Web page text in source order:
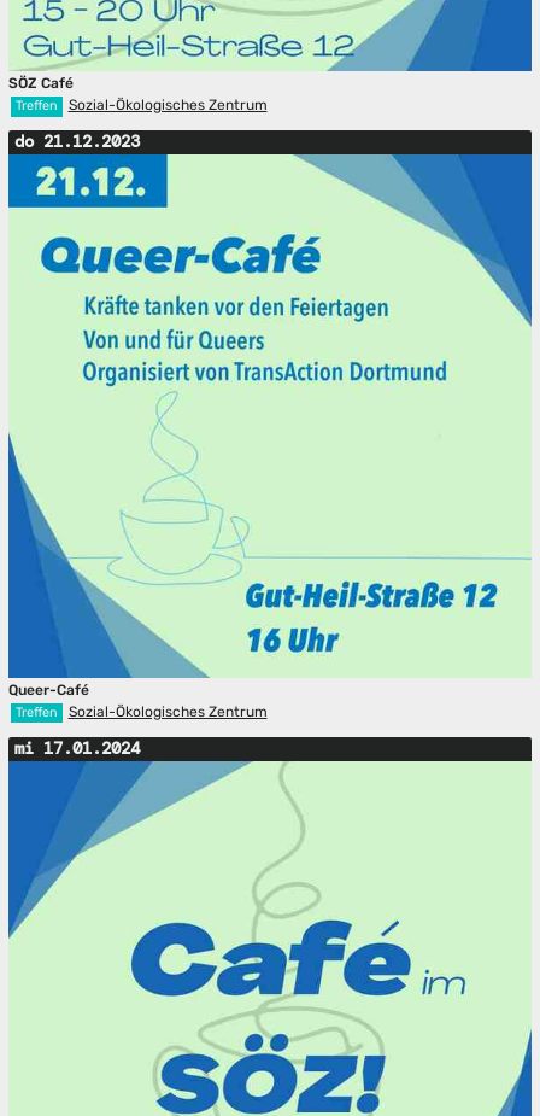
SÖZ Café
Treffen Sozial-Ökologisches Zentrum
do 21.12.2023
Queer-Café
Treffen Sozial-Ökologisches Zentrum
mi 17.01.2024